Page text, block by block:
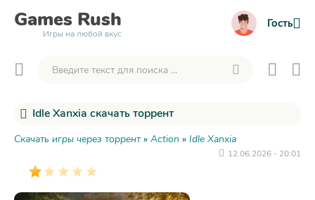
Games Rush
Игры на любой вкус
Гость
Idle Xanxia скачать торрент
Скачать игры через торрент» Action » Idle Xanxia
12.06.2026 - 20:01